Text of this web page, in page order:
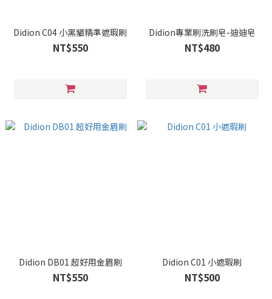
Didion C04 小黑貓精準遮瑕刷
NT$550
Didion專業刷洗刷皂-迪迪皂
NT$480
Didion DB01 超好用金眉刷
NT$550
Didion C01 小遮瑕刷
NT$500